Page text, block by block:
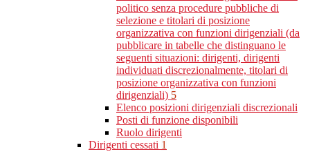
politico senza procedure pubbliche di
selezione e titolari di posizione
organizzativa con funzioni dirigenziali (da
pubblicare in tabelle che distinguano le
seguenti situazioni: dirigenti, dirigenti
individuati discrezionalmente, titolari di
posizione organizzativa con funzioni
dirigenziali) 5
Elenco posizioni dirigenziali discrezionali
Posti di funzione disponibili
Ruolo dirigenti
Dirigenti cessati 1